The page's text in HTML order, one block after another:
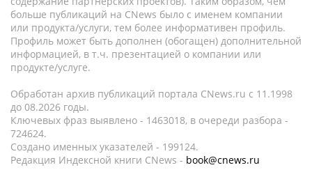
больше публикаций на CNews было с именем компании
или продукта/услуги, тем более информативен профиль.
Профиль может быть дополнен (обогащен) дополнительной
информацией, в т.ч. презентацией о компании или
продукте/услуге.
Обработан архив публикаций портала CNews.ru c 11.1998
до 08.2026 годы.
Ключевых фраз выявлено - 1463018, в очереди разбора -
724624.
Создано именных указателей - 199124.
Редакция Индексной книги CNews - book@cnews.ru